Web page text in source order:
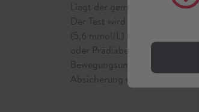
Liegt der gemessene Wert
Der Test wird zu
(5,6 mmol/L) und 125 mg/dL
oder Prädiabetes. Diese kann
Bewegungsumstellung ist
Absicherung wird ein oraler